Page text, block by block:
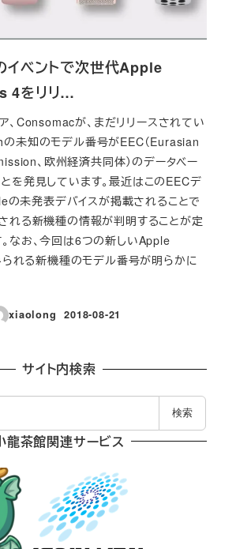
イベントで次世代Apple
4をリリ…
、Consomacが、まだリリースされてい
未知のモデル番号がEEC（Eurasian
、欧州経済共同体）のデータベー
を発見しています。最近はこのEECデ
の未発表デバイスが掲載されることで
れる新機種の情報が判明することが定
なお、今回は6つの新しいApple
れる新機種のモデル番号が明らかに
xiaolong
投稿日
2018-08-21
サイト内検索
検索
龍茶館関連サービス